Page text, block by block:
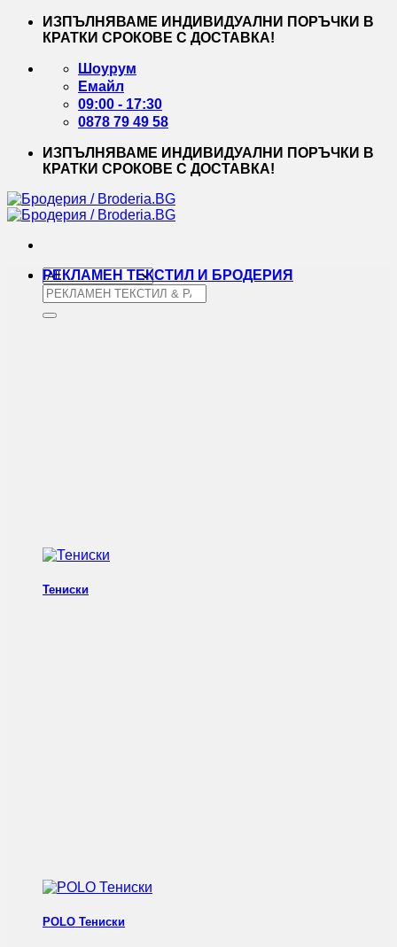
Skip
ИЗПЪЛНЯВАМЕ ИНДИВИДУАЛНИ ПОРЪЧКИ В
КРАТКИ СРОКОВЕ С ДОСТАВКА!
Шоурум
Емайл
09:00 - 17:30
0878 79 49 58
ИЗПЪЛНЯВАМЕ ИНДИВИДУАЛНИ ПОРЪЧКИ В
КРАТКИ СРОКОВЕ С ДОСТАВКА!
Търсене
за:
РЕКЛАМЕН ТЕКСТИЛ И БРОДЕРИЯ
Тениски
POLO Тениски